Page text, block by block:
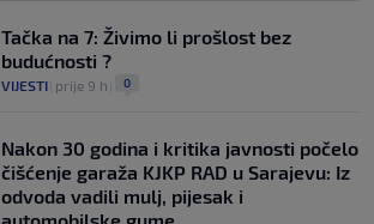
Tačka na 7: Živimo li prošlost bez
budućnosti ?
VIJESTI prije 9 h 0
Nakon 30 godina i kritika javnosti počelo
čišćenje garaža KJKP RAD u Sarajevu: Iz
odvoda vadili mulj, pijesak i